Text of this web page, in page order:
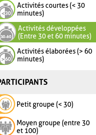
Activités courtes (< 30
minutes)
Activités développées
(Entre 30 et 60 minutes)
Activités élaborées (> 60
minutes)
Petit groupe (< 30)
Moyen groupe (entre 30
et 100)